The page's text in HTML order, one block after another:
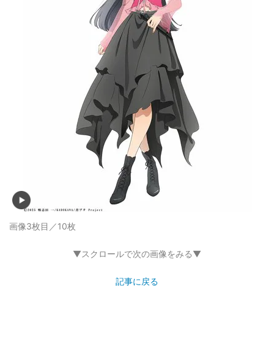
画像3枚目／10枚
▼スクロールで次の画像をみる▼
記事に戻る